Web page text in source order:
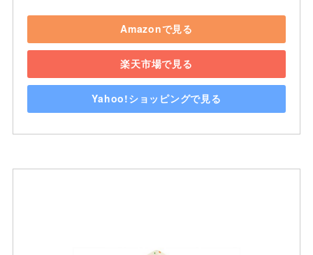
Amazonで見る
楽天市場で見る
Yahoo!ショッピングで見る